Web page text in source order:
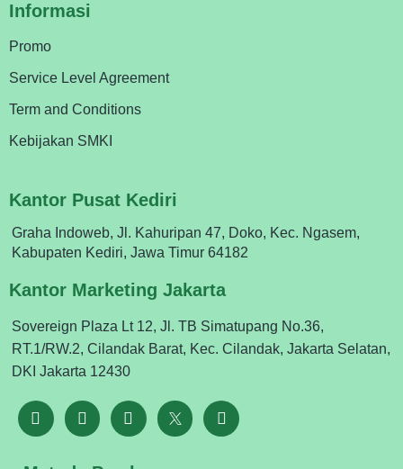
Informasi
Promo
Service Level Agreement
Term and Conditions
Kebijakan SMKI
Kantor Pusat Kediri
Graha Indoweb, Jl. Kahuripan 47, Doko, Kec. Ngasem,
Kabupaten Kediri, Jawa Timur 64182
Kantor Marketing Jakarta
Sovereign Plaza Lt 12, Jl. TB Simatupang No.36,
RT.1/RW.2, Cilandak Barat, Kec. Cilandak, Jakarta Selatan,
DKI Jakarta 12430